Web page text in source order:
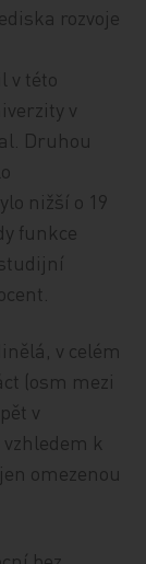
rozvoje
v této
v
Druhou
nižší o 19
funkce
v celém
(osm mezi
v
k
omezenou